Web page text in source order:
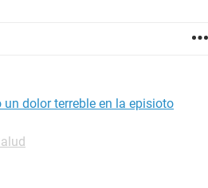
dolor terreble en la episioto